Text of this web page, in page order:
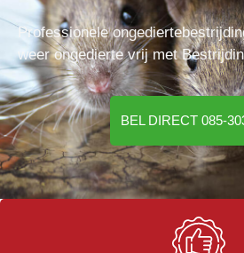
Professionele
weer ongedierte vrij met
BEL DIRECT 085-